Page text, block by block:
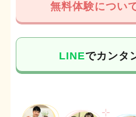
無料体験につい
LINEでカンタ